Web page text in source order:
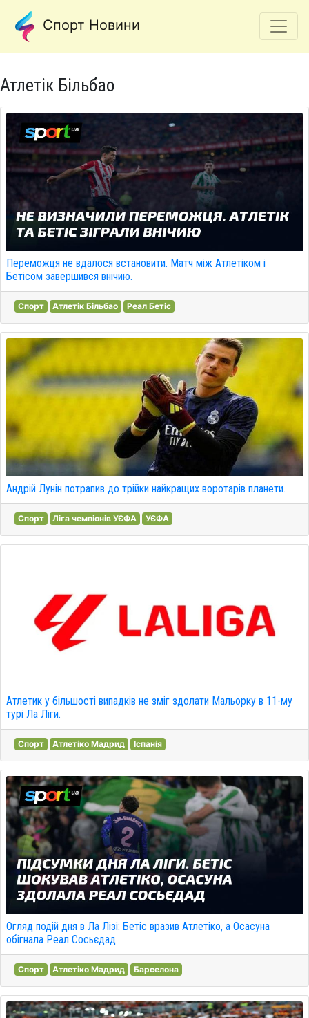
Спорт Новини
Атлетік Більбао
Переможця не вдалося встановити. Матч між Атлетіком і
Бетісом завершився внічию.
Спорт Атлетік Більбао Реал Бетіс
Андрій Лунін потрапив до трійки найкращих воротарів планети.
Спорт Ліга чемпіонів УЄФА УЄФА
Атлетик у більшості випадків не зміг здолати Мальорку в 11-му
турі Ла Ліги.
Спорт Атлетіко Мадрид Іспанія
Огляд подій дня в Ла Лізі: Бетіс вразив Атлетіко, а Осасуна
обігнала Реал Сосьєдад.
Спорт Атлетіко Мадрид Барселона